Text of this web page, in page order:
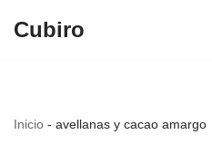
Cubiro
Inicio - avellanas y cacao amargo